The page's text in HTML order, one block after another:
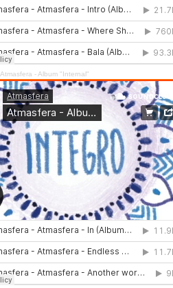
Atmasfera - Album "Internal"